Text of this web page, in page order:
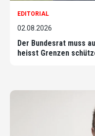
EDITORIAL
02.08.2026
Der Bundesrat muss
heisst Grenzen